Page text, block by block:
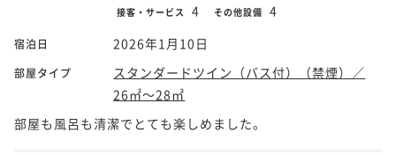
接客・サービス 4 その他設備 4
宿泊日 2026年1月10日
部屋タイプ
スタンダードツイン（バス付）（禁煙）／
26㎡～28㎡
部屋も風呂も清潔でとても楽しめました。